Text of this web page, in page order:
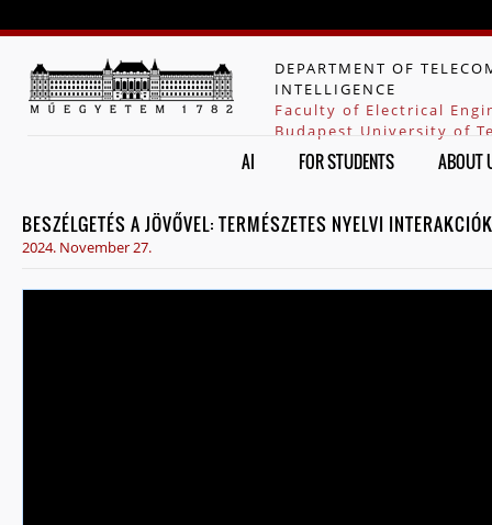
DEPARTMENT OF
INTELLIGENCE
Faculty of Electrical
Budapest University of
AI FOR STUDENTS ABOUT
BESZÉLGETÉS A JÖVŐVEL: TERMÉSZETES NYELVI
2024. November 27.